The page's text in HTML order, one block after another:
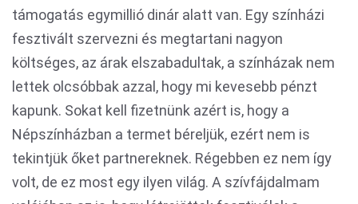
támogatás egymillió dinár alatt van. Egy színházi
fesztivált szervezni és megtartani nagyon
költséges, az árak elszabadultak, a színházak nem
lettek olcsóbbak azzal, hogy mi kevesebb pénzt
kapunk. Sokat kell fizetnünk azért is, hogy a
Népszínházban a termet béreljük, ezért nem is
tekintjük őket partnereknek. Régebben ez nem így
volt, de ez most egy ilyen világ. A szívfájdalmam